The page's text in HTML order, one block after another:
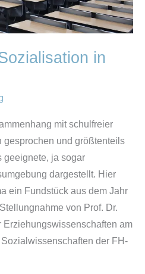
in
mit schulfreier
gesprochen und größtenteils
geeignete, ja sogar
dargestellt. Hier
ein Fundstück aus dem Jahr
von Prof. Dr.
Erziehungswissenschaften am
der FH-